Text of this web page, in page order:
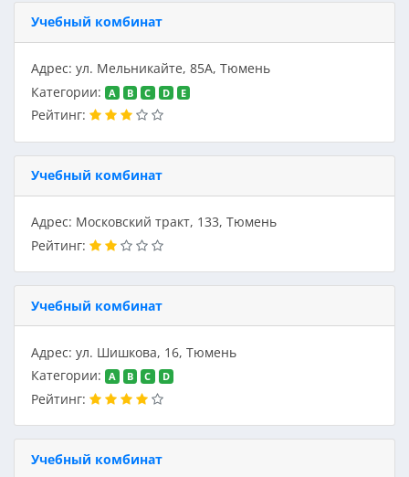
Учебный комбинат
Адрес: ул. Мельникайте, 85А, Тюмень
Категории:
A B C D E
Рейтинг:
Учебный комбинат
Адрес: Московский тракт, 133, Тюмень
Рейтинг:
Учебный комбинат
Адрес: ул. Шишкова, 16, Тюмень
Категории:
A B C D
Рейтинг:
Учебный комбинат